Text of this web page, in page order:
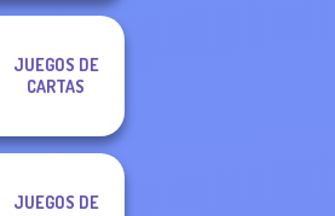
JUEGOS DE
CARTAS
JUEGOS DE